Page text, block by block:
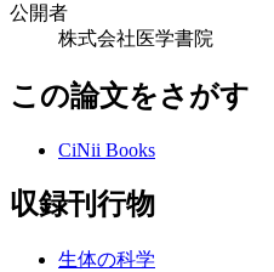
公開者
株式会社医学書院
この論文をさがす
CiNii Books
収録刊行物
生体の科学